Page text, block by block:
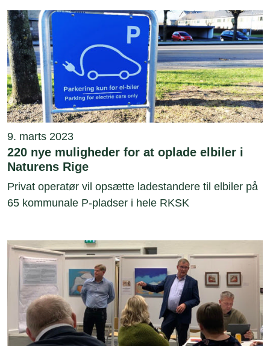
9. marts 2023
220 nye muligheder for at oplade elbiler i
Naturens Rige
Privat operatør vil opsætte ladestandere til elbiler på
65 kommunale P-pladser i hele RKSK